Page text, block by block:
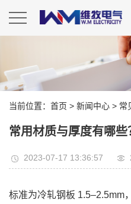
当前位置： 首页 > 新闻中心 > 常
常用材质与厚度有哪些
2023-07-17 13:36:57
标准为冷轧钢板 1.5–2.5mm